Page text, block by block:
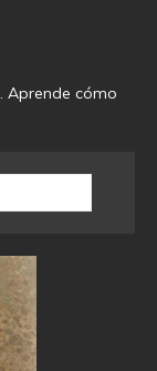
Aprende cómo